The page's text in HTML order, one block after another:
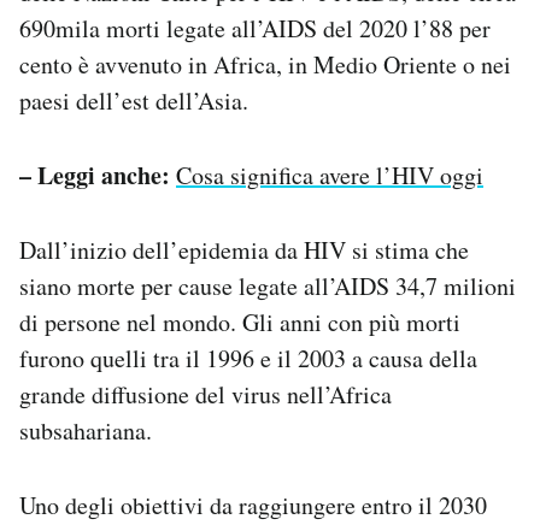
690mila morti legate all’AIDS del 2020 l’88 per
cento è avvenuto in Africa, in Medio Oriente o nei
paesi dell’est dell’Asia.
– Leggi anche: Cosa significa avere l’HIV oggi
Dall’inizio dell’epidemia da HIV si stima che
siano morte per cause legate all’AIDS 34,7 milioni
di persone nel mondo. Gli anni con più morti
furono quelli tra il 1996 e il 2003 a causa della
grande diffusione del virus nell’Africa
subsahariana.
Uno degli obiettivi da raggiungere entro il 2030